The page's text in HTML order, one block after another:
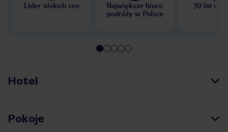
Lider niskich cen
Największe biuro
podróży w Polsce
30 lat w
Hotel
Pokoje